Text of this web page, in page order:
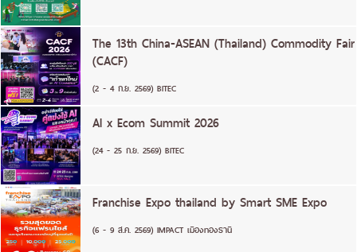
The 13th China-ASEAN (Thailand) Commodity Fair
(CACF)
(2 - 4 ก.ย. 2569) BITEC
AI x Ecom Summit 2026
(24 - 25 ก.ย. 2569) BITEC
Franchise Expo thailand by Smart SME Expo
(6 - 9 ส.ค. 2569) IMPACT เมืองทองธานี